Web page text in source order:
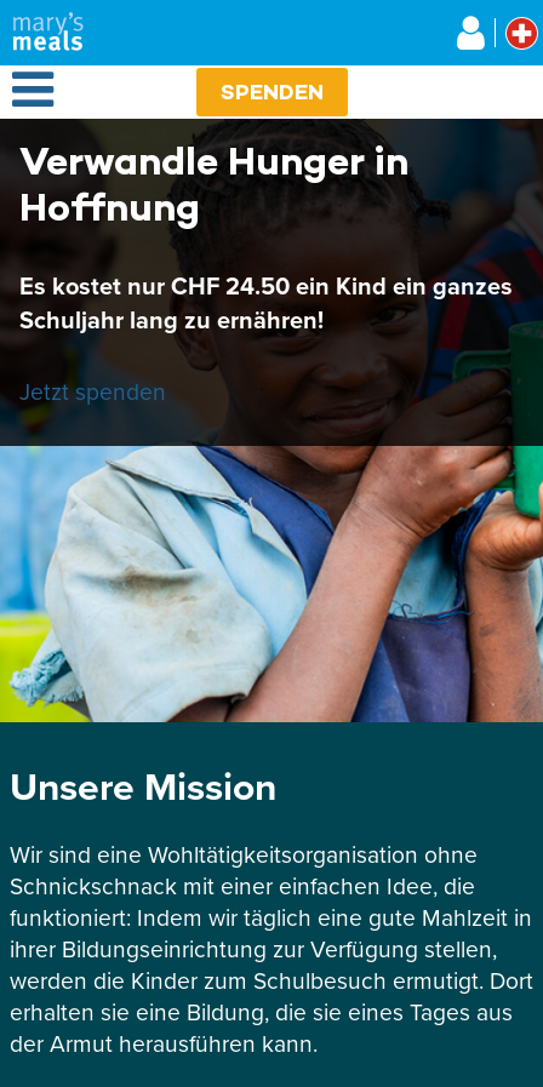
Direkt
zum
Inhalt
Open Menu SPENDEN
Verwandle Hunger in
Hoffnung
Es kostet nur CHF 24.50 ein Kind ein ganzes
Schuljahr lang zu ernähren!
Jetzt spenden
Unsere Mission
Wir sind eine Wohltätigkeitsorganisation ohne
Schnickschnack mit einer einfachen Idee, die
funktioniert: Indem wir täglich eine gute Mahlzeit in
ihrer Bildungseinrichtung zur Verfügung stellen,
werden die Kinder zum Schulbesuch ermutigt. Dort
erhalten sie eine Bildung, die sie eines Tages aus
der Armut herausführen kann.